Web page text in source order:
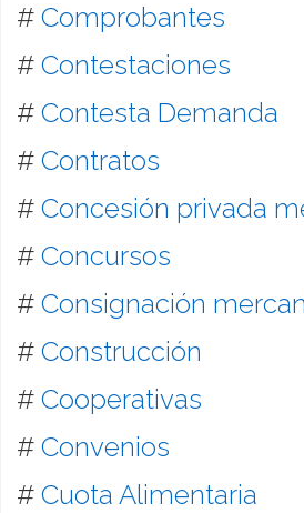
# Comprobantes
# Contestaciones
# Contesta Demanda
# Contratos
# Concesión privada
# Concursos
# Consignación
# Construcción
# Cooperativas
# Convenios
# Cuota Alimentaria